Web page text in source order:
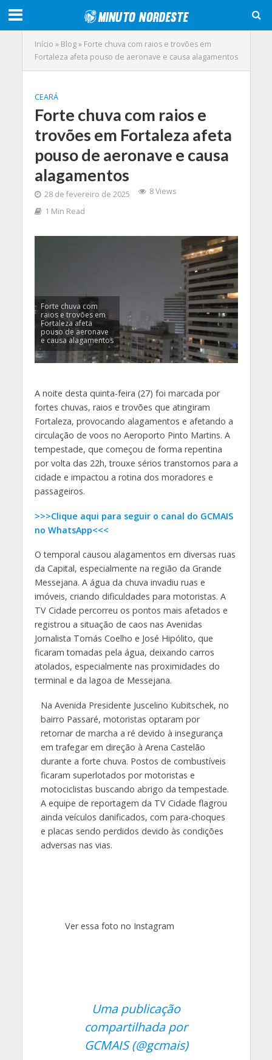
Início » Blog» Forte chuva com raios e trovões em
Fortaleza afeta pouso de aeronave e causa alagamentos
CEARÁ
Forte chuva com raios e
trovões em Fortaleza afeta
pouso de aeronave e causa
alagamentos
28 de fevereiro de 2025
8 Views
1 Min Read
Forte chuva com
raios e trovões em
Fortaleza afeta
pouso de aeronave
e causa alagamentos
A noite desta quinta-feira (27) foi marcada por
fortes chuvas, raios e trovões que atingiram
Fortaleza, provocando alagamentos e afetando a
circulação de voos no Aeroporto Pinto Martins. A
tempestade, que começou de forma repentina
por volta das 22h, trouxe sérios transtornos para a
cidade e impactou a rotina dos moradores e
passageiros.
>>>Clique aqui para seguir o canal do GCMAIS
no WhatsApp<<<
O temporal causou alagamentos em diversas ruas
da Capital, especialmente na região da Grande
Messejana. A água da chuva invadiu ruas e
imóveis, criando dificuldades para motoristas. A
TV Cidade percorreu os pontos mais afetados e
registrou a situação de caos nas Avenidas
Jornalista Tomás Coelho e José Hipólito, que
ficaram tomadas pela água, deixando carros
atolados, especialmente nas proximidades do
terminal e da lagoa de Messejana.
Na Avenida Presidente Juscelino Kubitschek, no
bairro Passaré, motoristas optaram por
retornar de marcha a ré devido à insegurança
em trafegar em direção à Arena Castelão
durante a forte chuva. Postos de combustíveis
ficaram superlotados por motoristas e
motociclistas buscando abrigo da tempestade.
A equipe de reportagem da TV Cidade flagrou
ainda veículos danificados, com para-choques
e placas sendo perdidos devido às condições
adversas nas vias.
Ver essa foto no Instagram
Uma publicação
compartilhada por
GCMAIS (@gcmais)